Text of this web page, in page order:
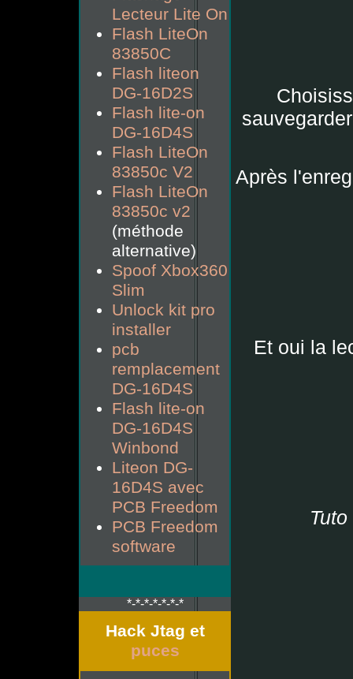
Lecteur Lite On
Flash LiteOn
83850C
Flash liteon
DG-16D2S
Flash lite-on
DG-16D4S
Flash LiteOn
83850c V2
Flash LiteOn
83850c v2
(méthode
alternative)
Spoof Xbox360
Slim
Unlock kit pro
installer
pcb
remplacement
DG-16D4S
Flash lite-on
DG-16D4S
Winbond
Liteon DG-
16D4S avec
PCB Freedom
PCB Freedom
software
*-*-*-*-*-*-*
Hack Jtag et
puces
Après
Et oui la